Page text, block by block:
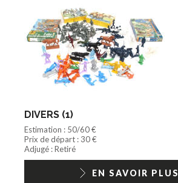
DIVERS (1)
Estimation : 50/60 €
Prix de départ : 30 €
Adjugé : Retiré
EN SAVOIR PLUS